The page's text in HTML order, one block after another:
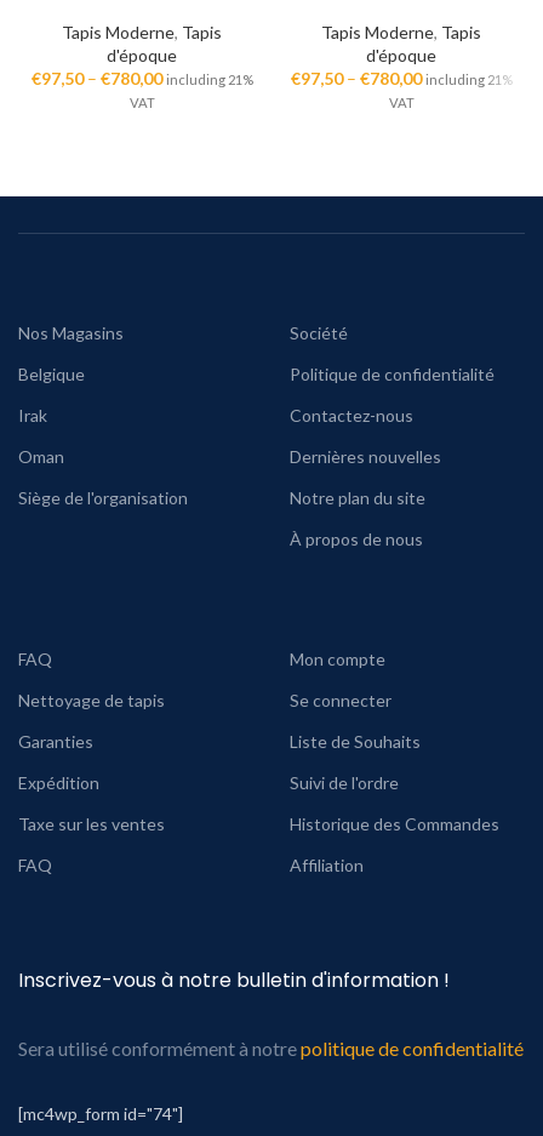
Tapis Moderne, Tapis
d'époque
€97,50– €780,00 including 21%
VAT
Tapis Moderne, Tapis
d'époque
€97,50– €780,00 including 21%
VAT
Nos Magasins
Belgique
Irak
Oman
Siège de l'organisation
Société
Politique de confidentialité
Contactez-nous
Dernières nouvelles
Notre plan du site
À propos de nous
FAQ
Nettoyage de tapis
Garanties
Expédition
Taxe sur les ventes
FAQ
Mon compte
Se connecter
Liste de Souhaits
Suivi de l'ordre
Historique des Commandes
Affiliation
Inscrivez-vous à notre bulletin d'information !
Sera utilisé conformément à notrepolitique de confidentialité
[mc4wp_form id="74"]